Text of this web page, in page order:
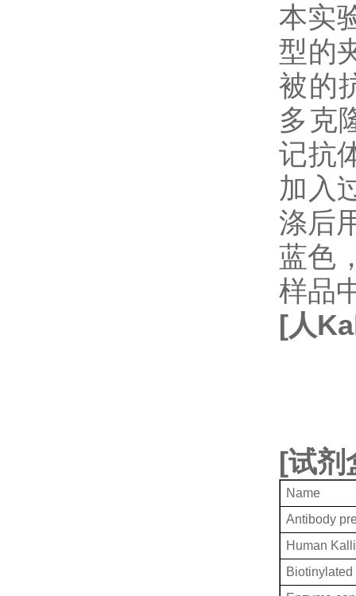
本实
型的
被的
多克
记抗
加入
涤后
蓝色
样品
[人
[试剂
Name
Antibody
Human